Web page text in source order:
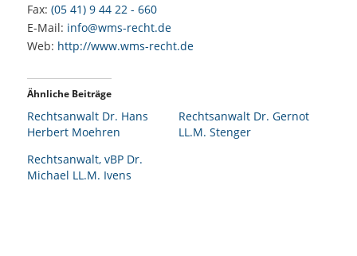
Fax: (05 41) 9 44 22 - 660
E-Mail: info@wms-recht.de
Web: http://www.wms-recht.de
Ähnliche Beiträge
Rechtsanwalt Dr. Hans
Herbert Moehren
Rechtsanwalt Dr. Gernot
LL.M. Stenger
Rechtsanwalt, vBP Dr.
Michael LL.M. Ivens